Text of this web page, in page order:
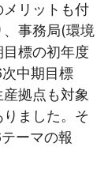
リットも付
事務局(環境
標の初年度
中期目標
拠点も対象
ました。そ
ーマの報